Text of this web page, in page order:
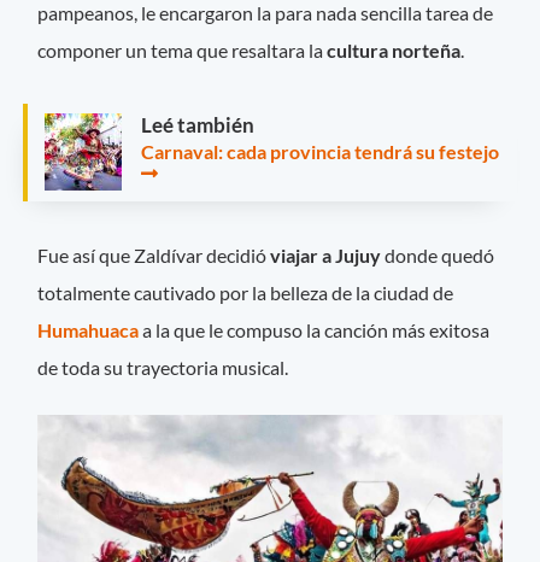
pampeanos, le encargaron la para nada sencilla tarea de
componer un tema que resaltara lacultura norteña.
Leé también
Carnaval: cada provincia tendrá su festejo
Fue así que Zaldívar decidióviajar a Jujuydonde quedó
totalmente cautivado por la belleza de la ciudad de
Humahuacaa la que le compuso la canción más exitosa
de toda su trayectoria musical.